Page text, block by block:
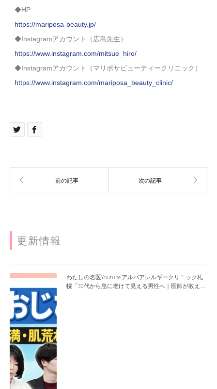
◆HP
https://mariposa-beauty.jp/
◆Instagramアカウント（広島先生）
https://www.instagram.com/mitsue_hiro/
◆Instagramアカウント（マリポサビューティークリニック）
https://www.instagram.com/mariposa_beauty_clinic/
更新情報
わたしの名医Youtube アルバアレルギークリニック札
幌「30代から急に老けて見える男性へ｜医師が教える